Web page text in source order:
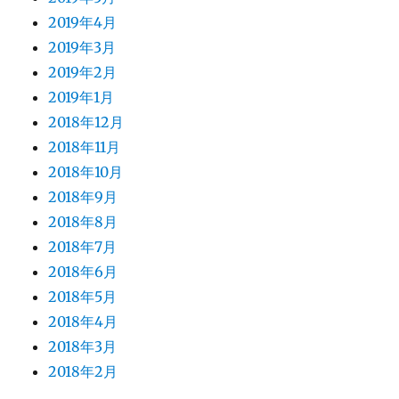
2019年4月
2019年3月
2019年2月
2019年1月
2018年12月
2018年11月
2018年10月
2018年9月
2018年8月
2018年7月
2018年6月
2018年5月
2018年4月
2018年3月
2018年2月